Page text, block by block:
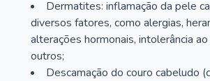
Dermatites: inflamação da pele
diversos fatores, como alergias,
alterações hormonais, intolerância
outros;
Descamação do couro cabeludo